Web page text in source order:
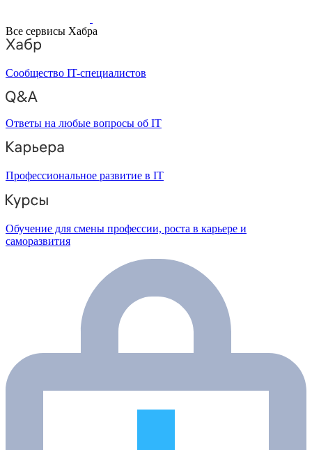
Все сервисы Хабра
Сообщество IT-специалистов
Ответы на любые вопросы об IT
Профессиональное развитие в IT
Обучение для смены профессии, роста в карьере и
саморазвития